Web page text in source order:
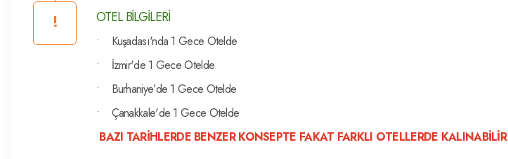
! OTEL BİLGİLERİ
• Kuşadası'nda 1 Gece Otelde
• İzmir'de 1 Gece Otelde
• Burhaniye’de 1 Gece Otelde
• Çanakkale'de 1 Gece Otelde
BAZI TARİHLERDE BENZER KONSEPTE FAKAT FARKLI OTELLERDE KALINABİLİR